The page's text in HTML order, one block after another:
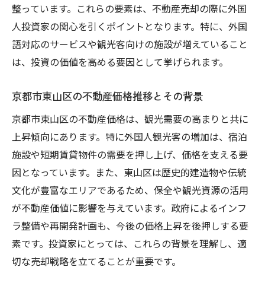
海外視点での不動産魅力度アップ方法
外国人が魅力を感じる物件の特徴
国際的な文化交流を促進するコミュニティ
形成
不動産の魅力を高めるためのリノベーショ
地元の文化と融合した物件プロモーション
歴史的価値を活かした不動産ブランディン
グ
京都市東山区での不動産売却成功を目指すため
の効果的アプローチ
成功事例から学ぶ不動産売却の秘訣
売却プロセスを円滑に進めるためのコツ
売却前の準備が成功に与える影響
整っています。これらの要素は、不動産売却の際に外国
人投資家の関心を引くポイントとなります。特に、外国
語対応のサービスや観光客向けの施設が増えていること
は、投資の価値を高める要因として挙げられます。
京都市東山区の不動産価格推移とその背景
京都市東山区の不動産価格は、観光需要の高まりと共に
上昇傾向にあります。特に外国人観光客の増加は、宿泊
施設や短期賃貸物件の需要を押し上げ、価格を支える要
因となっています。また、東山区は歴史的建造物や伝統
文化が豊富なエリアであるため、保全や観光資源の活用
が不動産価値に影響を与えています。政府によるインフ
ラ整備や再開発計画も、今後の価格上昇を後押しする要
素です。投資家にとっては、これらの背景を理解し、適
切な売却戦略を立てることが重要です。